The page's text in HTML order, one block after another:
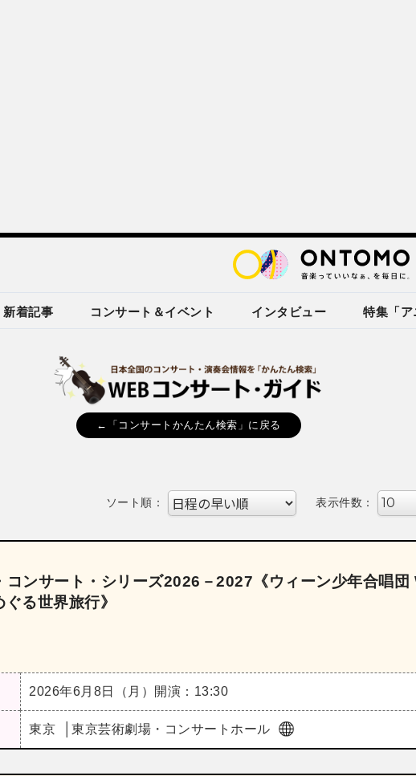
新着記事 コンサート＆イベント インタビュー 特集「ア
←「コンサートかんたん検索」に戻る
ソート順： 表示件数：
コンサート・シリーズ2026－2027《ウィーン少年合唱
る世界旅行》
2026年6月8日（月） 開演：13:30
東京 東京芸術劇場・コンサートホール